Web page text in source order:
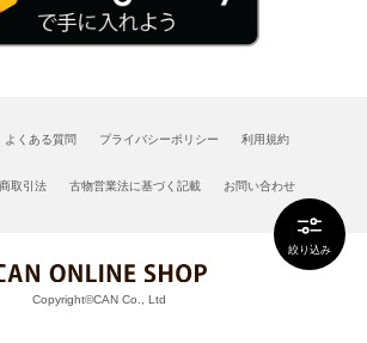
絞り込み
よくある質問 プライバシーポリシー 利用規約
取引法 古物営業法に基づく記載 お問い合わせ
Copyright©CAN Co., Ltd